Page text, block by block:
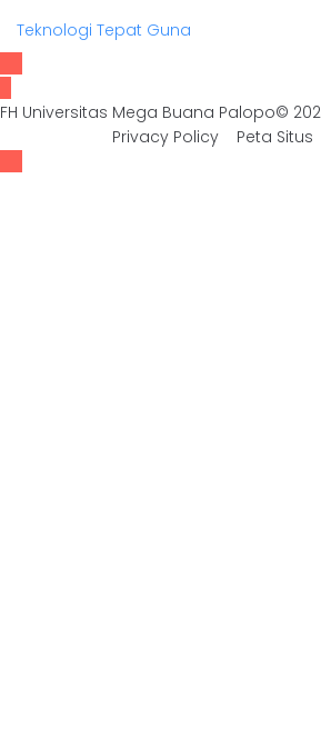
Teknologi Tepat Guna
FH Universitas Mega Buana Palopo©
Privacy Policy
Peta Situs